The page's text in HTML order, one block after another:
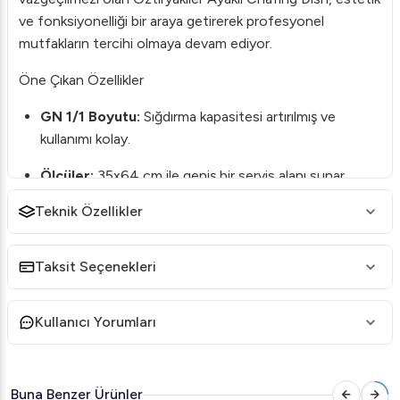
ve fonksiyonelliği bir araya getirerek profesyonel
mutfakların tercihi olmaya devam ediyor.
Öne Çıkan Özellikler
GN 1/1 Boyutu: Sığdırma kapasitesi artırılmış ve
kullanımı kolay.
Ölçüler:35x64 cm ile geniş bir servis alanı sunar.
Dayanıklı Yapı:Uzun ömürlü kullanım için yüksek
kaliteli paslanmaz çelikten üretilmiştir.
Estetik Tasarım:Modern ve şık görünüme sahiptir,
her türlü etkinlikte dikkat çeker.
Kolay Temizlik:Parçalara ayrılabilir yapısı ile rahatça
Kullanım Alanları
Teknik Özellikler
Taksit Seçenekleri
Kullanıcı Yorumları
Buna Benzer Ürünler